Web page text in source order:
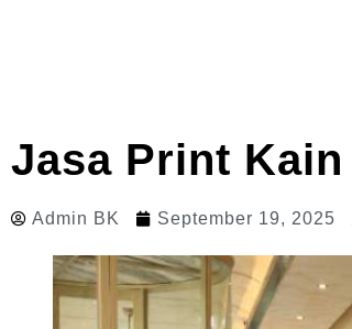
Jasa Print
Admin BK September 19, 2025